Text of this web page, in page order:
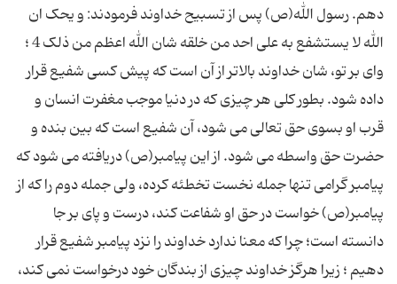
دهم. رسول الله(ص) پس از تسبیح خداوند فرمودند: و یحک ان
الله لا یستشفع به علی احد من خلقه شان الله اعظم من ذلک 4 ؛
وای بر تو، شان خداوند بالاتر از آن است که پیش کسی شفیع قرار
داده شود. بطور کلی هر چیزی که در دنیا موجب مغفرت انسان و
قرب او بسوی حق تعالی می شود، آن شفیع است که بین بنده و
حضرت حق واسطه می شود. از این پیامبر(ص) دریافته می شود که
پیامبر گرامی تنها جمله نخست تخطئه کرده، ولی جمله دوم را که از
پیامبر(ص) خواست در حق او شفاعت کند، درست و پای بر جا
دانسته است؛ چرا که معنا ندارد خداوند را نزد پیامبر شفیع قرار
دهیم ؛ زیرا هرگز خداوند چیزی از بندگان خود درخواست نمی کند،